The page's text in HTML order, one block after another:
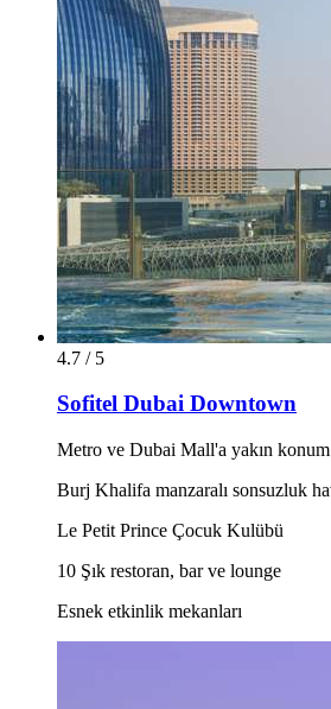
4.7 / 5
Sofitel Dubai Downtown
Metro ve Dubai Mall'a yakın
Burj Khalifa manzaralı sonsuzluk
Le Petit Prince Çocuk Kulübü
10 Şık restoran, bar ve lounge
Esnek etkinlik mekanları